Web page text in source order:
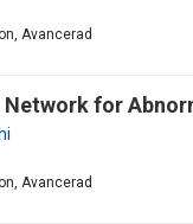
Avancerad
for
Avancerad